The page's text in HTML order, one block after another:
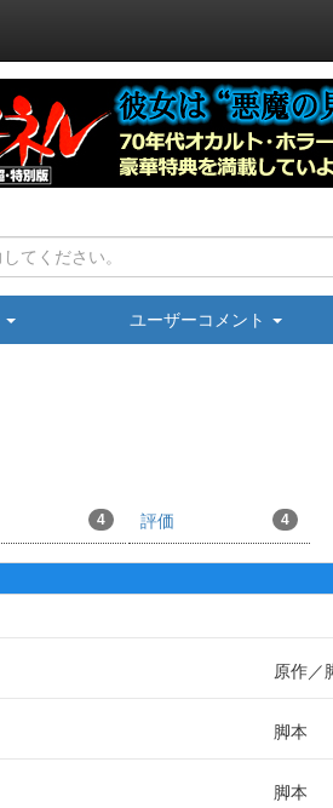
ユーザーコメント
4 評価 4
原作
脚本
脚本